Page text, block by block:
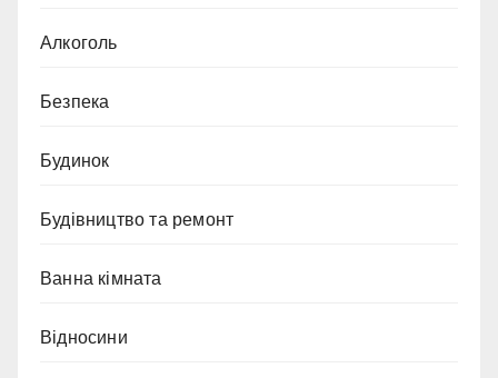
Алкоголь
Безпека
Будинок
Будівництво та ремонт
Ванна кімната
Відносини